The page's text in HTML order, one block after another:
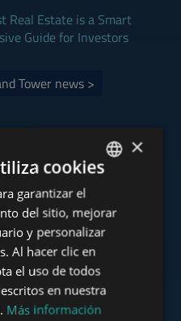
Real Estate is a Smart
Guide for Investors
Tower news >
cartera
ENGLISH
HUNGARIAN
FRENCH
×
cookies
garantizar el
del sitio, mejorar
y personalizar
Al hacer clic en
el uso de todos
en nuestra
Más información